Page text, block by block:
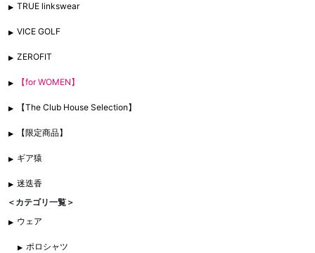
TRUE linkswear
VICE GOLF
ZEROFIT
【for WOMEN】
【The Club House Selection】
【限定商品】
ギア猿
迷迭香
＜カテゴリ一覧＞
ウェア
ポロシャツ